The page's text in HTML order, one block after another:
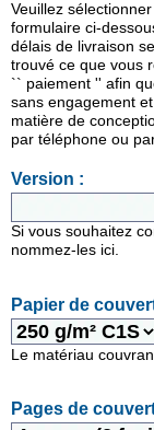
Veuillez
formulaire ci-
délais de livraison
trouvé ce que vous
`` paiement '' afin
sans engagement
matière de
par téléphone ou
Version :
Si vous souhaitez
nommez-les ici.
Papier de
Le matériau
Pages de